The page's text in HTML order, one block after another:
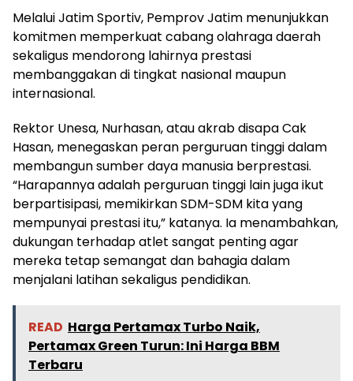
Melalui Jatim Sportiv, Pemprov Jatim menunjukkan
komitmen memperkuat cabang olahraga daerah
sekaligus mendorong lahirnya prestasi
membanggakan di tingkat nasional maupun
internasional.
Rektor Unesa, Nurhasan, atau akrab disapa Cak
Hasan, menegaskan peran perguruan tinggi dalam
membangun sumber daya manusia berprestasi.
“Harapannya adalah perguruan tinggi lain juga ikut
berpartisipasi, memikirkan SDM-SDM kita yang
mempunyai prestasi itu,” katanya. Ia menambahkan,
dukungan terhadap atlet sangat penting agar
mereka tetap semangat dan bahagia dalam
menjalani latihan sekaligus pendidikan.
READ Harga Pertamax Turbo Naik,
Pertamax Green Turun: Ini Harga BBM
Terbaru